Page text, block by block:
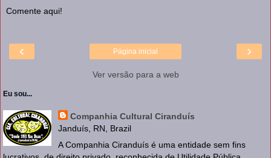
Comente aqui!
‹ ›
Página inicial
Ver versão para a web
Eu sou...
Companhia Cultural Ciranduís
Janduís, RN, Brazil
A Companhia Ciranduís é uma entidade sem fins